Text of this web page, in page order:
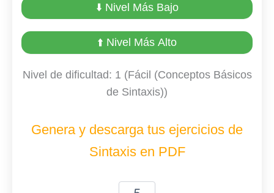
⬇️ Nivel Más Bajo
⬆️ Nivel Más Alto
Nivel de dificultad: 1 (Fácil (Conceptos Básicos
de Sintaxis))
Genera y descarga tus ejercicios de
Sintaxis en PDF